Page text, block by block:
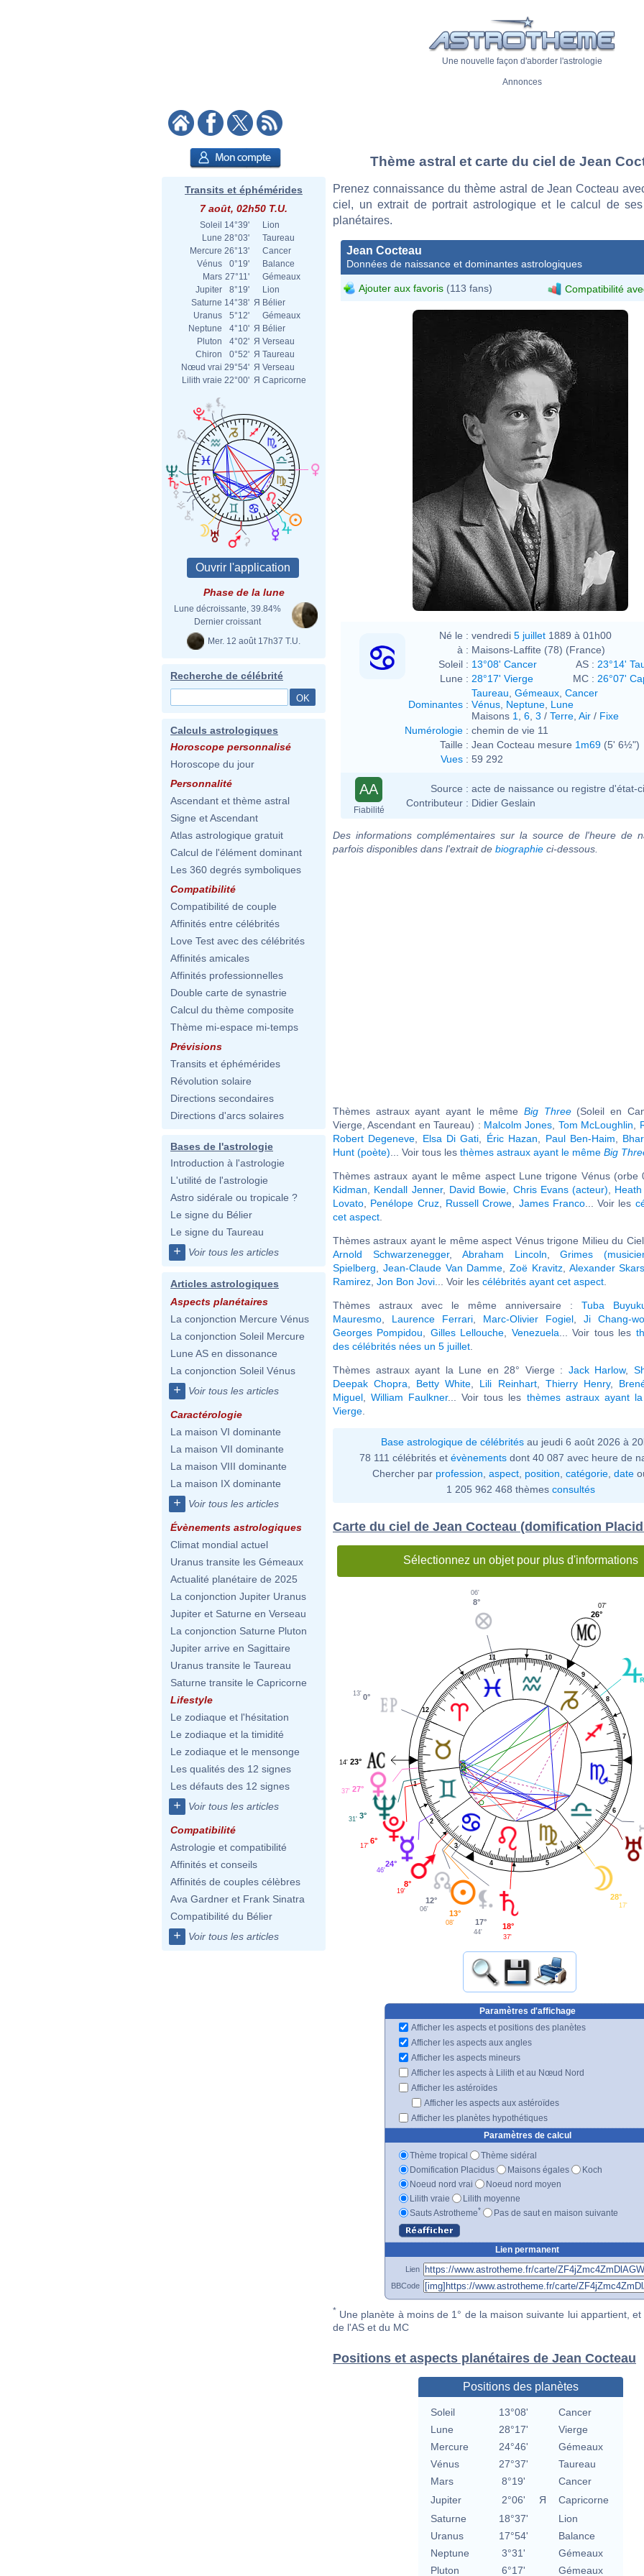
Une nouvelle façon d'aborder l'astrologie
Annonces
Transits et éphémérides
7 août, 02h50 T.U.
Soleil 14°39'
Lion
Lune 28°03'
Taureau
Mercure 26°13'
Cancer
Vénus
0°19'
Balance
Mars 27°11'
Gémeaux
Jupiter
8°19'
Lion
Saturne 14°38' Я Bélier
Uranus
5°12'
Gémeaux
Neptune
4°10' Я Bélier
Pluton
4°02' Я Verseau
Chiron
0°52' Я Taureau
Nœud vrai 29°54' Я Verseau
Lilith vraie 22°00' Я Capricorne
Phase de la lune
Lune décroissante, 39.84%
Dernier croissant
Mer. 12 août 17h37 T.U.
Recherche de célébrité
Calculs astrologiques
Horoscope personnalisé
Horoscope du jour
Personnalité
Ascendant et thème astral
Signe et Ascendant
Atlas astrologique gratuit
Calcul de l'élément dominant
Les 360 degrés symboliques
Compatibilité
Compatibilité de couple
Affinités entre célébrités
Love Test avec des célébrités
Affinités amicales
Affinités professionnelles
Double carte de synastrie
Calcul du thème composite
Thème mi-espace mi-temps
Prévisions
Transits et éphémérides
Révolution solaire
Directions secondaires
Directions d'arcs solaires
Bases de l'astrologie
Introduction à l'astrologie
L'utilité de l'astrologie
Astro sidérale ou tropicale ?
Le signe du Bélier
Le signe du Taureau
+ Voir tous les articles
Articles astrologiques
Aspects planétaires
La conjonction Mercure Vénus
La conjonction Soleil Mercure
Lune AS en dissonance
La conjonction Soleil Vénus
+ Voir tous les articles
Caractérologie
La maison VI dominante
La maison VII dominante
La maison VIII dominante
La maison IX dominante
+ Voir tous les articles
Évènements astrologiques
Climat mondial actuel
Uranus transite les Gémeaux
Actualité planétaire de 2025
La conjonction Jupiter Uranus
Jupiter et Saturne en Verseau
La conjonction Saturne Pluton
Jupiter arrive en Sagittaire
Uranus transite le Taureau
Saturne transite le Capricorne
Lifestyle
Le zodiaque et l'hésitation
Le zodiaque et la timidité
Le zodiaque et le mensonge
Les qualités des 12 signes
Les défauts des 12 signes
+ Voir tous les articles
Compatibilité
Astrologie et compatibilité
Affinités et conseils
Affinités de couples célèbres
Ava Gardner et Frank Sinatra
Compatibilité du Bélier
+ Voir tous les articles
Thème astral et carte du ciel de Jean
Prenez connaissance du thème astral de Jean Cocteau
ciel, un extrait de portrait astrologique et le calcul de
planétaires.
Jean Cocteau
Données de naissance et dominantes astrologiques
Ajouter aux favoris (113 fans) Compatibilité
Agence de presse Meurisse
Né le : vendredi 5 juillet 1889 à 01h00
à : Maisons-Laffite (78) (France)
Soleil : 13°08' Cancer AS : 23°14'
Lune : 28°17' Vierge MC : 26°07'
Dominantes :
Taureau Gémeaux Cancer
Vénus Neptune Lune
Maisons 1 6 3 / Terre Air / Fixe
Numérologie : chemin de vie 11
Taille : Jean Cocteau mesure 1m69 (5' 6½")
Vues : 59 292
AA
Fiabilité
Source : acte de naissance ou registre d'état-
Contributeur : Didier Geslain
Des informations complémentaires sur la source de l'heure de
parfois disponibles dans l'extrait de biographie ci-dessous.
Thèmes astraux ayant ayant le même Big Three(Soleil en
Vierge, Ascendant en Taureau) : Malcolm Jones Tom McLoughlin
Robert Degeneve
Elsa Di Gati Éric Hazan Paul Ben-Haim
Hunt (poète) ... Voir tous les thèmes astraux ayant le même Big
Thèmes astraux ayant le même aspect Lune trigone Vénus (orbe
Kidman
Kendall Jenner, David Bowie Chris Evans (acteur)
Lovato
Penélope Cruz, Russell Crowe James Franco... Voir les
cet aspect
Thèmes astraux ayant le même aspect Vénus trigone Milieu du
Arnold Schwarzenegger, Abraham Lincoln ,Grimes
Spielberg
Jean-Claude Van Damme Zoë Kravitz, Alexander
Ramirez Jon Bon Jovi ... Voir les célébrités ayant cet aspect
Thèmes astraux avec le même anniversaire : Tuba
Mauresmo
Laurence Ferrari Marc-Olivier Fogiel Ji Chang-
Georges Pompidou
Gilles Lellouche Venezuela ... Voir tous les
des célébrités nées un 5 juillet
Thèmes astraux ayant la Lune en 28° Vierge : Jack Harlow,
Deepak Chopra
Betty White Lili Reinhart, Thierry Henry,
Miguel ,William Faulkner... Voir tous les thèmes astraux ayant
Vierge
Base astrologique de célébritésau jeudi 6 août 2026 à
78 111 célébrités et évènements dont 40 087 avec heure de
Chercher par profession aspect position catégorie date
1 205 962 468 thèmes consultés
Carte du ciel de Jean Cocteau (domification
Sélectionnez un objet pour plus d'informations
1
2
3
4 5
6
7
8
9
10
11
12
26°
07'
8°
06'
0°
13'
23°
14'
27°
37'
3°
31'
6°
17'
24°
46'
8°
19'
12°
06' 13°
08' 17°
44'
18°
37'
28°
17'
Paramètres d'affichage
Afficher les aspects et positions des planètes
Afficher les aspects aux angles
Afficher les aspects mineurs
Afficher les aspects à Lilith et au Nœud Nord
Afficher les astéroïdes
Afficher les aspects aux astéroïdes
Afficher les planètes hypothétiques
Paramètres de calcul
Thème tropical
Thème sidéral
Domification Placidus
Maisons égales
Koch
Noeud nord vrai
Noeud nord moyen
Lilith vraie
Lilith moyenne
Sauts Astrotheme* Pas de saut en maison suivante
Lien permanent
Lien
BBCode
* Une planète à moins de 1° de la maison suivante lui appartient, et
de l'AS et du MC
Positions et aspects planétaires de Jean Cocteau
Positions des planètes
Soleil 13°08'
Cancer
Lune
28°17'
Vierge
Mercure
24°46'
Gémeaux
Vénus
27°37'
Taureau
Mars
8°19'
Cancer
Jupiter
2°06' Я
Capricorne
Saturne
18°37'
Lion
Uranus
17°54'
Balance
Neptune
3°31'
Gémeaux
Pluton
6°17' Gémeaux